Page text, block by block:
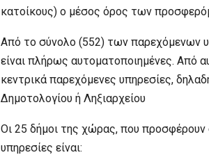
κατοίκους) ο μέσος όρος των
Από το σύνολο (552) των παρεχόμενων
είναι πλήρως αυτοματοποιημένες. Από
κεντρικά παρεχόμενες υπηρεσίες,
Δημοτολογίου ή Ληξιαρχείου
Οι 25 δήμοι της χώρας, που προσφέρουν
υπηρεσίες είναι: